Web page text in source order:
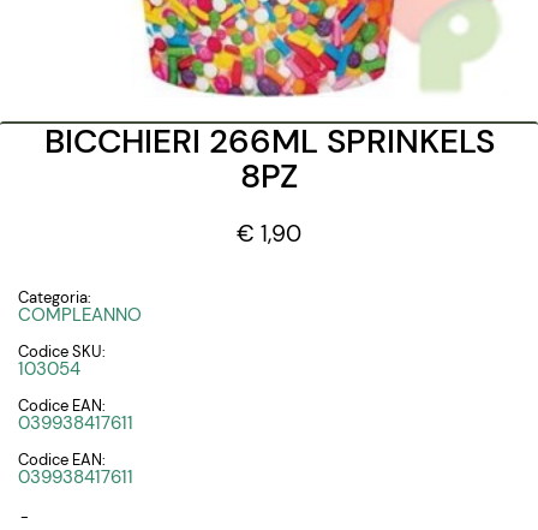
BICCHIERI 266ML SPRINKELS
8PZ
€ 1,90
Categoria:
COMPLEANNO
Codice SKU:
103054
Codice EAN:
039938417611
Codice EAN:
039938417611
-